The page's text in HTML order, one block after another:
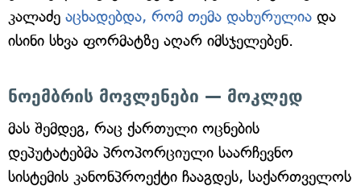
კალაძე აცხადებდა, რომ თემა დახურულია და
ისინი სხვა ფორმატზე აღარ იმსჯელებენ.
ნოემბრის მოვლენები — მოკლედ
მას შემდეგ, რაც ქართული ოცნების
დეპუტატებმა პროპორციული საარჩევნო
სისტემის კანონპროექტი ჩააგდეს, საქართველოს